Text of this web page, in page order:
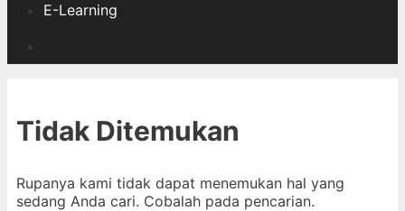
E-Learning
Tidak Ditemukan
Rupanya kami tidak dapat menemukan hal yang
sedang Anda cari. Cobalah pada pencarian.